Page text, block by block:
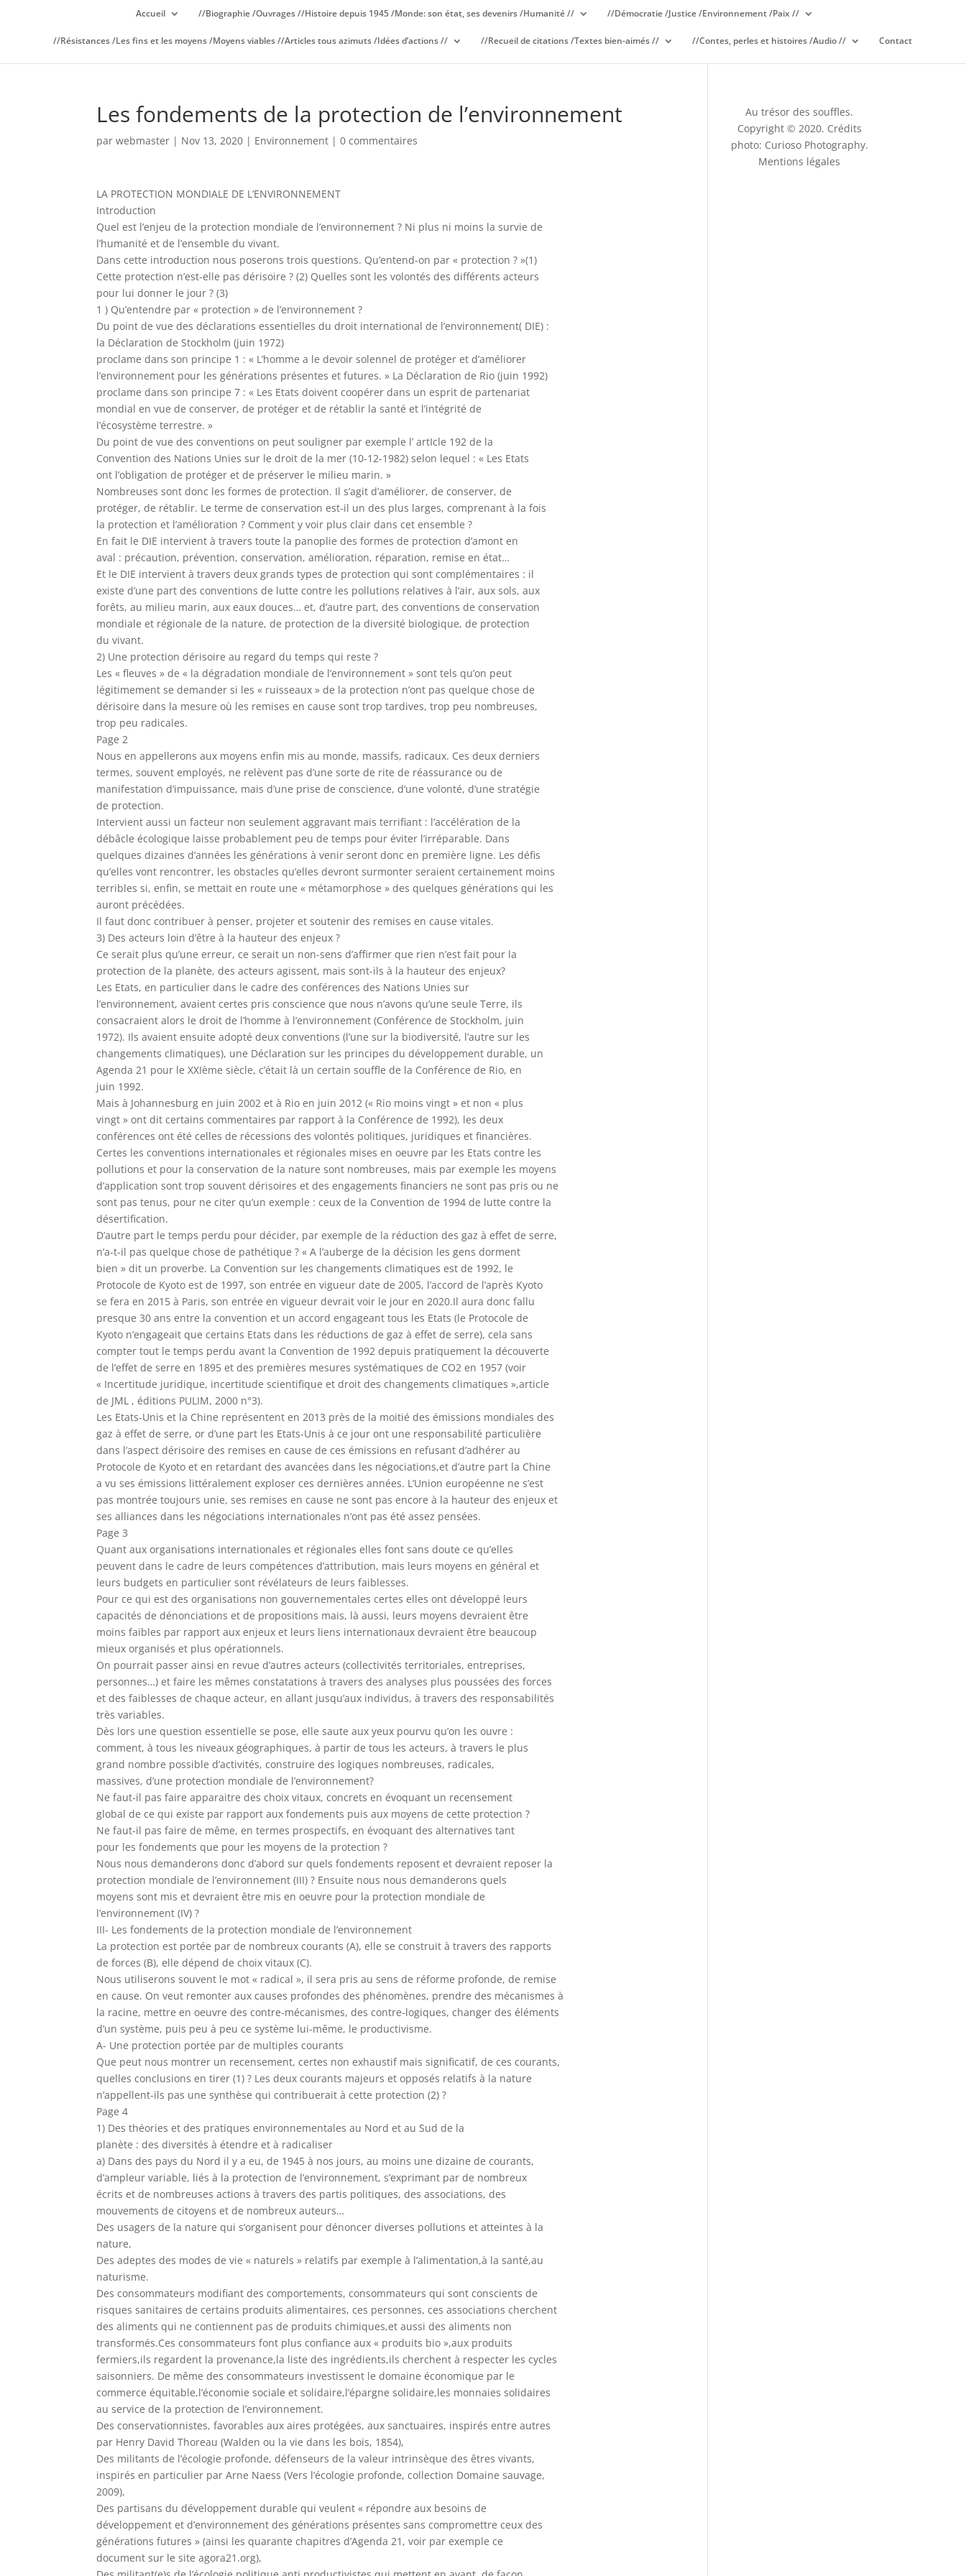
Accueil //Biographie /Ouvrages //Histoire depuis 1945 /Monde: son état, ses devenirs /Humanité // //Démocratie /Justice /Environnement /Paix //
//Résistances /Les fins et les moyens /Moyens viables //Articles tous azimuts /Idées d’actions // //Recueil de citations /Textes bien-aimés // //Contes, perles et histoires /Audio // Contact
Les fondements de la protection de l’environnement
parwebmaster | Nov 13, 2020 | Environnement |0 commentaires
LA PROTECTION MONDIALE DE L’ENVIRONNEMENT
Introduction
Quel est l’enjeu de la protection mondiale de l’environnement ? Ni plus ni moins la survie de
l’humanité et de l’ensemble du vivant.
Dans cette introduction nous poserons trois questions. Qu’entend-on par « protection ? »(1)
Cette protection n’est-elle pas dérisoire ? (2) Quelles sont les volontés des différents acteurs
pour lui donner le jour ? (3)
1 ) Qu’entendre par « protection » de l’environnement ?
Du point de vue des déclarations essentielles du droit international de l’environnement( DIE) :
la Déclaration de Stockholm (juin 1972)
proclame dans son principe 1 : « L’homme a le devoir solennel de protéger et d’améliorer
l’environnement pour les générations présentes et futures. » La Déclaration de Rio (juin 1992)
proclame dans son principe 7 : « Les Etats doivent coopérer dans un esprit de partenariat
mondial en vue de conserver, de protéger et de rétablir la santé et l’intégrité de
l’écosystème terrestre. »
Du point de vue des conventions on peut souligner par exemple l’ artIcle 192 de la
Convention des Nations Unies sur le droit de la mer (10-12-1982) selon lequel : « Les Etats
ont l’obligation de protéger et de préserver le milieu marin. »
Nombreuses sont donc les formes de protection. Il s’agit d’améliorer, de conserver, de
protéger, de rétablir. Le terme de conservation est-il un des plus larges, comprenant à la fois
la protection et l’amélioration ? Comment y voir plus clair dans cet ensemble ?
En fait le DIE intervient à travers toute la panoplie des formes de protection d’amont en
aval : précaution, prévention, conservation, amélioration, réparation, remise en état…
Et le DIE intervient à travers deux grands types de protection qui sont complémentaires : il
existe d’une part des conventions de lutte contre les pollutions relatives à l’air, aux sols, aux
forêts, au milieu marin, aux eaux douces… et, d’autre part, des conventions de conservation
mondiale et régionale de la nature, de protection de la diversité biologique, de protection
du vivant.
2) Une protection dérisoire au regard du temps qui reste ?
Les « fleuves » de « la dégradation mondiale de l’environnement » sont tels qu’on peut
légitimement se demander si les « ruisseaux » de la protection n’ont pas quelque chose de
dérisoire dans la mesure où les remises en cause sont trop tardives, trop peu nombreuses,
trop peu radicales.
Page 2
Nous en appellerons aux moyens enfin mis au monde, massifs, radicaux. Ces deux derniers
termes, souvent employés, ne relèvent pas d’une sorte de rite de réassurance ou de
manifestation d’impuissance, mais d’une prise de conscience, d’une volonté, d’une stratégie
de protection.
Intervient aussi un facteur non seulement aggravant mais terrifiant : l’accélération de la
débâcle écologique laisse probablement peu de temps pour éviter l’irréparable. Dans
quelques dizaines d’années les générations à venir seront donc en première ligne. Les défis
qu’elles vont rencontrer, les obstacles qu’elles devront surmonter seraient certainement moins
terribles si, enfin, se mettait en route une « métamorphose » des quelques générations qui les
auront précédées.
Il faut donc contribuer à penser, projeter et soutenir des remises en cause vitales.
3) Des acteurs loin d’être à la hauteur des enjeux ?
Ce serait plus qu’une erreur, ce serait un non-sens d’affirmer que rien n’est fait pour la
protection de la planète, des acteurs agissent, mais sont-ils à la hauteur des enjeux?
Les Etats, en particulier dans le cadre des conférences des Nations Unies sur
l’environnement, avaient certes pris conscience que nous n’avons qu’une seule Terre, ils
consacraient alors le droit de l’homme à l’environnement (Conférence de Stockholm, juin
1972). Ils avaient ensuite adopté deux conventions (l’une sur la biodiversité, l’autre sur les
changements climatiques), une Déclaration sur les principes du développement durable, un
Agenda 21 pour le XXIème siècle, c’était là un certain souffle de la Conférence de Rio, en
juin 1992.
Mais à Johannesburg en juin 2002 et à Rio en juin 2012 (« Rio moins vingt » et non « plus
vingt » ont dit certains commentaires par rapport à la Conférence de 1992), les deux
conférences ont été celles de récessions des volontés politiques, juridiques et financières.
Certes les conventions internationales et régionales mises en oeuvre par les Etats contre les
pollutions et pour la conservation de la nature sont nombreuses, mais par exemple les moyens
d’application sont trop souvent dérisoires et des engagements financiers ne sont pas pris ou ne
sont pas tenus, pour ne citer qu’un exemple : ceux de la Convention de 1994 de lutte contre la
désertification.
D’autre part le temps perdu pour décider, par exemple de la réduction des gaz à effet de serre,
n’a-t-il pas quelque chose de pathétique ? « A l’auberge de la décision les gens dorment
bien » dit un proverbe. La Convention sur les changements climatiques est de 1992, le
Protocole de Kyoto est de 1997, son entrée en vigueur date de 2005, l’accord de l’après Kyoto
se fera en 2015 à Paris, son entrée en vigueur devrait voir le jour en 2020.Il aura donc fallu
presque 30 ans entre la convention et un accord engageant tous les Etats (le Protocole de
Kyoto n’engageait que certains Etats dans les réductions de gaz à effet de serre), cela sans
compter tout le temps perdu avant la Convention de 1992 depuis pratiquement la découverte
de l’effet de serre en 1895 et des premières mesures systématiques de CO2 en 1957 (voir
« Incertitude juridique, incertitude scientifique et droit des changements climatiques »,article
de JML , éditions PULIM, 2000 n°3).
Les Etats-Unis et la Chine représentent en 2013 près de la moitié des émissions mondiales des
gaz à effet de serre, or d’une part les Etats-Unis à ce jour ont une responsabilité particulière
dans l’aspect dérisoire des remises en cause de ces émissions en refusant d’adhérer au
Protocole de Kyoto et en retardant des avancées dans les négociations,et d’autre part la Chine
a vu ses émissions littéralement exploser ces dernières années. L’Union européenne ne s’est
pas montrée toujours unie, ses remises en cause ne sont pas encore à la hauteur des enjeux et
ses alliances dans les négociations internationales n’ont pas été assez pensées.
Page 3
Quant aux organisations internationales et régionales elles font sans doute ce qu’elles
peuvent dans le cadre de leurs compétences d’attribution, mais leurs moyens en général et
leurs budgets en particulier sont révélateurs de leurs faiblesses.
Pour ce qui est des organisations non gouvernementales certes elles ont développé leurs
capacités de dénonciations et de propositions mais, là aussi, leurs moyens devraient être
moins faibles par rapport aux enjeux et leurs liens internationaux devraient être beaucoup
mieux organisés et plus opérationnels.
On pourrait passer ainsi en revue d’autres acteurs (collectivités territoriales, entreprises,
personnes…) et faire les mêmes constatations à travers des analyses plus poussées des forces
et des faiblesses de chaque acteur, en allant jusqu’aux individus, à travers des responsabilités
très variables.
Dès lors une question essentielle se pose, elle saute aux yeux pourvu qu’on les ouvre :
comment, à tous les niveaux géographiques, à partir de tous les acteurs, à travers le plus
grand nombre possible d’activités, construire des logiques nombreuses, radicales,
massives, d’une protection mondiale de l’environnement?
Ne faut-il pas faire apparaitre des choix vitaux, concrets en évoquant un recensement
global de ce qui existe par rapport aux fondements puis aux moyens de cette protection ?
Ne faut-il pas faire de même, en termes prospectifs, en évoquant des alternatives tant
pour les fondements que pour les moyens de la protection ?
Nous nous demanderons donc d’abord sur quels fondements reposent et devraient reposer la
protection mondiale de l’environnement (III) ? Ensuite nous nous demanderons quels
moyens sont mis et devraient être mis en oeuvre pour la protection mondiale de
l’environnement (IV) ?
III- Les fondements de la protection mondiale de l’environnement
La protection est portée par de nombreux courants (A), elle se construit à travers des rapports
de forces (B), elle dépend de choix vitaux (C).
Nous utiliserons souvent le mot « radical », il sera pris au sens de réforme profonde, de remise
en cause. On veut remonter aux causes profondes des phénomènes, prendre des mécanismes à
la racine, mettre en oeuvre des contre-mécanismes, des contre-logiques, changer des éléments
d’un système, puis peu à peu ce système lui-même, le productivisme.
A- Une protection portée par de multiples courants
Que peut nous montrer un recensement, certes non exhaustif mais significatif, de ces courants,
quelles conclusions en tirer (1) ? Les deux courants majeurs et opposés relatifs à la nature
n’appellent-ils pas une synthèse qui contribuerait à cette protection (2) ?
Page 4
1) Des théories et des pratiques environnementales au Nord et au Sud de la
planète : des diversités à étendre et à radicaliser
a) Dans des pays du Nord il y a eu, de 1945 à nos jours, au moins une dizaine de courants,
d’ampleur variable, liés à la protection de l’environnement, s’exprimant par de nombreux
écrits et de nombreuses actions à travers des partis politiques, des associations, des
mouvements de citoyens et de nombreux auteurs…
Des usagers de la nature qui s’organisent pour dénoncer diverses pollutions et atteintes à la
nature,
Des adeptes des modes de vie « naturels » relatifs par exemple à l’alimentation,à la santé,au
naturisme.
Des consommateurs modifiant des comportements, consommateurs qui sont conscients de
risques sanitaires de certains produits alimentaires, ces personnes, ces associations cherchent
des aliments qui ne contiennent pas de produits chimiques,et aussi des aliments non
transformés.Ces consommateurs font plus confiance aux « produits bio »,aux produits
fermiers,ils regardent la provenance,la liste des ingrédients,ils cherchent à respecter les cycles
saisonniers. De même des consommateurs investissent le domaine économique par le
commerce équitable,l’économie sociale et solidaire,l’épargne solidaire,les monnaies solidaires
au service de la protection de l’environnement.
Des conservationnistes, favorables aux aires protégées, aux sanctuaires, inspirés entre autres
par Henry David Thoreau (Walden ou la vie dans les bois, 1854),
Des militants de l’écologie profonde, défenseurs de la valeur intrinsèque des êtres vivants,
inspirés en particulier par Arne Naess (Vers l’écologie profonde, collection Domaine sauvage,
2009),
Des partisans du développement durable qui veulent « répondre aux besoins de
développement et d’environnement des générations présentes sans compromettre ceux des
générations futures » (ainsi les quarante chapitres d’Agenda 21, voir par exemple ce
document sur le site agora21.org),
Au trésor des souffles.
Copyright © 2020. Crédits
photo: Curioso Photography.
Mentions légales